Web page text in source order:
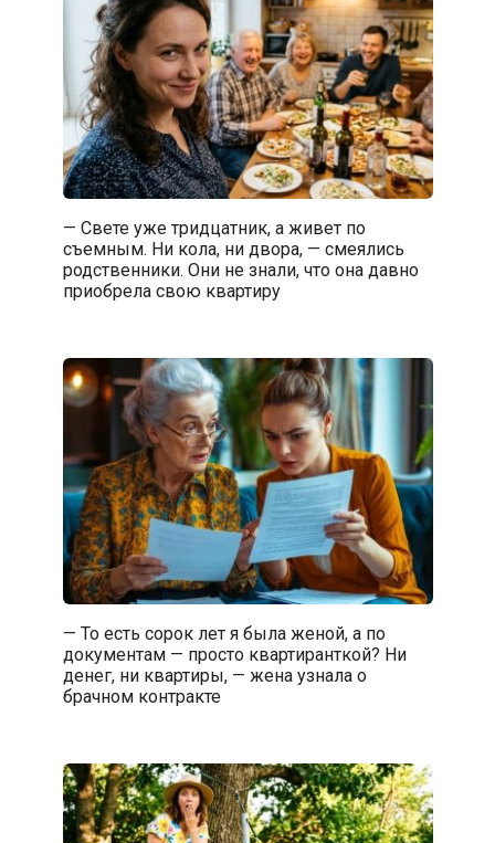
— Свете уже тридцатник, а живет по
съемным. Ни кола, ни двора, — смеялись
родственники. Они не знали, что она давно
приобрела свою квартиру
— То есть сорок лет я была женой, а по
документам — просто квартиранткой? Ни
денег, ни квартиры, — жена узнала о
брачном контракте